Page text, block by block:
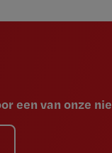
een van onze